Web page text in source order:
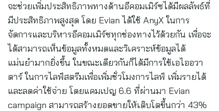
จะช่วยเพิ่มประสิทธิภาพทางด้านอีคอมเมิร์ซได้มีผลลัพธ์ที่
มีประสิทธิภาพสูงสุด โดย Evian ได้ใช้ AnyX ในการ
จัดการและบริหารอีคอมเมิร์ซทุกช่องทางไว้ด้วยกัน เพื่อจะ
ได้สามารถเห็นข้อมูลทั้งหมดและวิเคราะห์ข้อมูลได้
แม่นยำมากยิ่งขึ้น ในขณะเดียวกันก็ได้มีการใช้เอไออวา
ตาร์ ในการไลฟ์สตรีมเพื่อเพิ่มชั่วโมงการไลฟ์ เพิ่มรายได้
และลดค่าใช้จ่าย โดยแคมเปญ 6.6 ที่ผ่านมา Evian
campaign สามารถสร้างยอดขายให้เติบโตขึ้นกว่า 43%